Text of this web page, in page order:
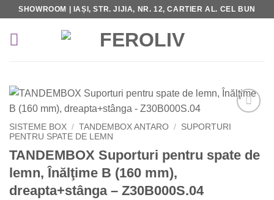
Skip
content
SHOWROOM | IAȘI, STR. JIJIA, NR. 12, CARTIER AL. CEL BUN
SISTEME BOX / TANDEMBOX ANTARO / SUPORTURI
PENTRU SPATE DE LEMN
TANDEMBOX Suporturi pentru spate de
lemn, Înălţime B (160 mm),
dreapta+stânga – Z30B000S.04